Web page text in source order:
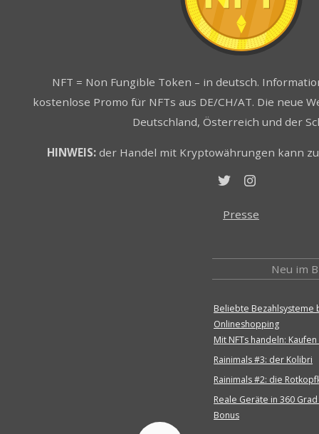
NFT = Non Fungible Token – in deutsch.
kostenlose Promo für NFTs aus DE/CH/AT. Die neue
Deutschland, Österreich und der
HINWEIS: der Handel mit Kryptowährungen kann
Presse
Neu im
Beliebte Bezahlsysteme
Onlineshopping
Mit NFTs handeln:
Rainimals #3: der Kolibri
Rainimals #2: die
Reale Geräte in 360
Bonus